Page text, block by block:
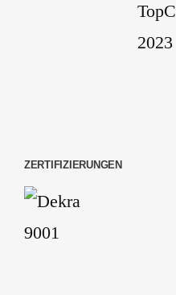
ZERTIFIZIERUNGEN